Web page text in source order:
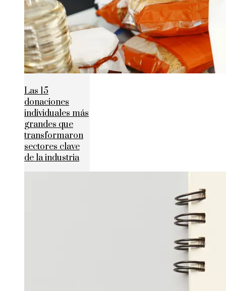
Las 15
donaciones
individuales más
grandes que
transformaron
sectores clave
de la industria